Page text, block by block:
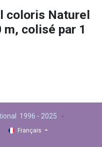
coloris Naturel
m, colisé par 1
1996 - 2025 -
Français